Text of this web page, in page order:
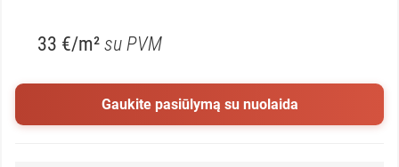
33 €/m² su PVM
Gaukite pasiūlymą su nuolaida